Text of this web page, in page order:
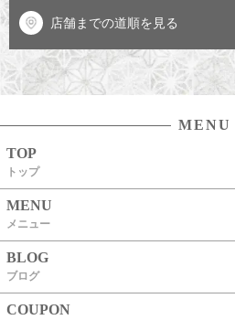
店舗までの道順を見る
MENU
TOP
トップ
MENU
メニュー
BLOG
ブログ
COUPON